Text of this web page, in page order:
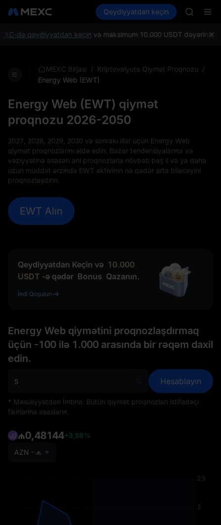
Bazarlar Spot Futures PLTR
Qeydiyyatdan keçin
HEI
UNITREE
də qeydiyyatdan keçinvə maksimum 10.000 USDT dəyərində
MEXC Birjası / Kriptovalyuta Qiymət Proqnozu /
Energy Web (EWT)
Energy Web (EWT) qiymət
proqnozu 2026-2050
2027, 2028, 2029, 2030 və sonrakı illər üçün Energy Web
qiymət proqnozlarını əldə edin. Bazar tendensiyalarına və
vəziyyətinə əsasən ani proqnozlarla növbəti beş il və ya daha
uzun müddət ərzində EWT aktivinin nə qədər arta biləcəyini
proqnozlaşdırın.
EWT Alın
Qeydiyyatdan Keçin və 10.000
USDT -ə qədər Bonus Qazanın.
İndi Qoşulun
Energy Web qiymətini proqnozlaşdırmaq
üçün -100 ilə 1.000 arasında bir rəqəm daxil
edin.
Hesablayın
* Məsuliyyətdən İmtina: Bütün qiymət proqnozları istifadəçi
fikirlərinə əsaslanır.
₼0,48144+3,58%
AZN - ₼